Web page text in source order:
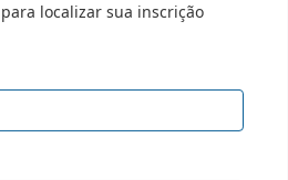
localizar sua inscrição